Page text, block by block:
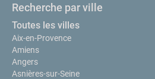
Recherche par ville
Toutes les villes
Aix-en-Provence
Amiens
Angers
Asnières-sur-Seine